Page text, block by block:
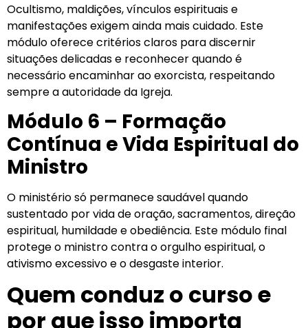
Ocultismo, maldições, vínculos espirituais e
manifestações exigem ainda mais cuidado. Este
módulo oferece critérios claros para discernir
situações delicadas e reconhecer quando é
necessário encaminhar ao exorcista, respeitando
sempre a autoridade da Igreja.
Módulo 6 – Formação
Contínua e Vida Espiritual do
Ministro
O ministério só permanece saudável quando
sustentado por vida de oração, sacramentos, direção
espiritual, humildade e obediência. Este módulo final
protege o ministro contra o orgulho espiritual, o
ativismo excessivo e o desgaste interior.
Quem conduz o curso e
por que isso importa